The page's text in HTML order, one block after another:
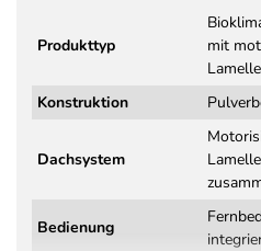
Produkttyp
mit
Konstruktion
Dachsystem
Bedienung